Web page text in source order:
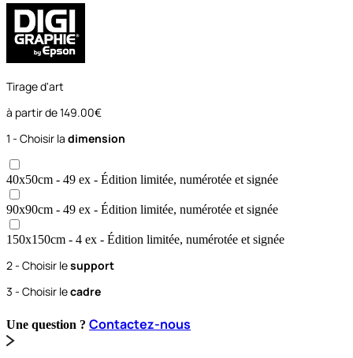
Tirage d'art
à partir de149.00€
1 - Choisir la dimension
40x50cm - 49 ex - Édition limitée, numérotée et signée
90x90cm - 49 ex - Édition limitée, numérotée et signée
150x150cm - 4 ex - Édition limitée, numérotée et signée
2 - Choisir lesupport
3 - Choisir lecadre
Une question ? Contactez-nous